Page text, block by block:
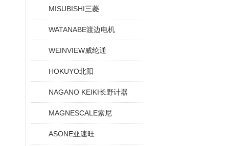
MISUBISHI三菱
WATANABE渡边电机
WEINVIEW威纶通
HOKUYO北阳
NAGANO KEIKI长野计器
MAGNESCALE索尼
ASONE亚速旺